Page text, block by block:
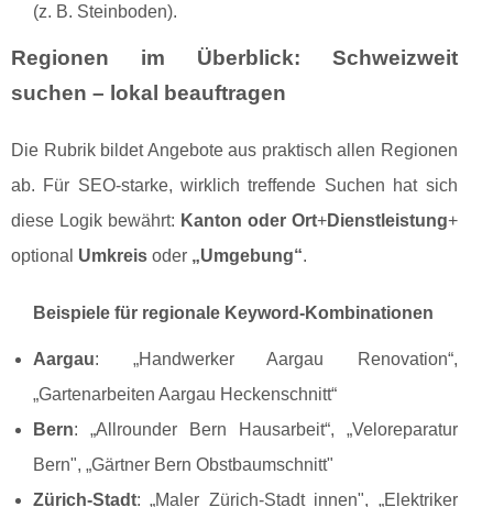
(z. B. Steinboden).
Regionen im Überblick: Schweizweit
suchen – lokal beauftragen
Die Rubrik bildet Angebote aus praktisch allen Regionen
ab. Für SEO-starke, wirklich treffende Suchen hat sich
diese Logik bewährt: Kanton oder Ort+Dienstleistung+
optional Umkreis oder „Umgebung“.
Beispiele für regionale Keyword-Kombinationen
Aargau: „Handwerker Aargau Renovation“,
„Gartenarbeiten Aargau Heckenschnitt“
Bern: „Allrounder Bern Hausarbeit“, „Veloreparatur
Bern", „Gärtner Bern Obstbaumschnitt"
Zürich-Stadt: „Maler Zürich-Stadt innen", „Elektriker